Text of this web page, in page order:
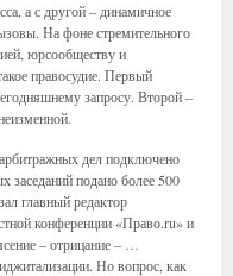
а с другой – динамичное
На фоне стремительного
юрсообществу и
правосудие. Первый
запросу. Второй –
дел подключено
заседаний подано более 500
главный редактор
конференции «Право.ru» и
– отрицание – …
Но вопрос, как